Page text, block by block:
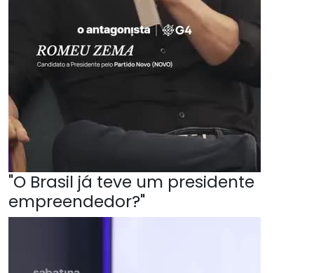
"O Brasil já teve um presidente
empreendedor?"